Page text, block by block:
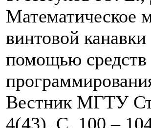
Математическое
винтовой
помощью средств
Вестник МГТУ
4(43). С. 100 –